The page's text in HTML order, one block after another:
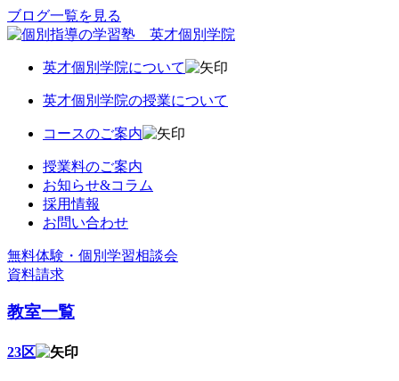
ブログ一覧を見る
英才個別学院について
英才個別学院の授業について
コースのご案内
授業料のご案内
お知らせ&コラム
採用情報
お問い合わせ
無料体験・個別学習相談会
資料請求
教室一覧
23区